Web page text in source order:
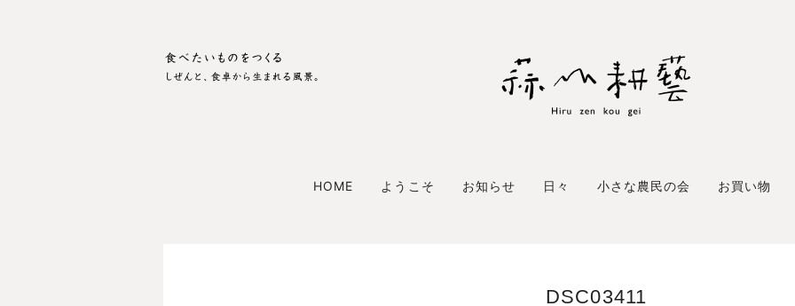
HOME ようこそ お知らせ 日々 小さな農民の会 お買い物
DSC03411